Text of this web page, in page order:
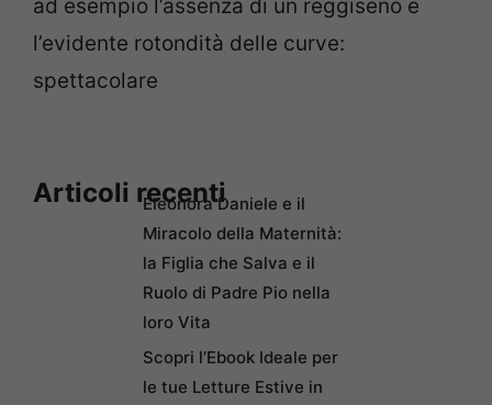
ad esempio l’assenza di un reggiseno e
l’evidente rotondità delle curve:
spettacolare
Articoli recentiEleonora Daniele e il
Miracolo della Maternità:
la Figlia che Salva e il
Ruolo di Padre Pio nella
loro Vita
Scopri l’Ebook Ideale per
le tue Letture Estive in